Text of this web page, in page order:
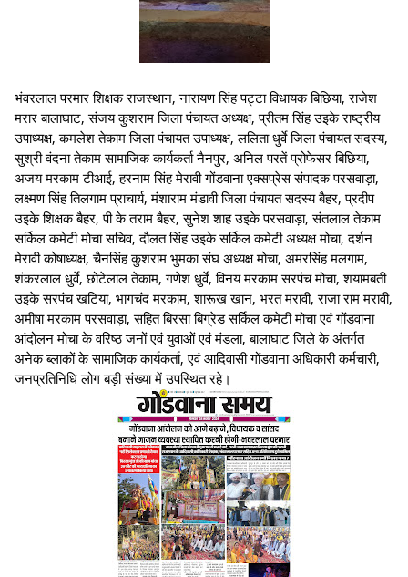
भंवरलाल परमार शिक्षक राजस्थान, नारायण सिंह पट्टा विधायक बिछिया, राजेश
मरार बालाघाट, संजय कुशराम जिला पंचायत अध्यक्ष, प्रीतम सिंह उइके राष्ट्रीय
उपाध्यक्ष, कमलेश तेकाम जिला पंचायत उपाध्यक्ष, ललिता धुर्वे जिला पंचायत सदस्य,
सुश्री वंदना तेकाम सामाजिक कार्यकर्ता नैनपुर, अनिल परतें प्रोफेसर बिछिया,
अजय मरकाम टीआई, हरनाम सिंह मेरावी गोंडवाना एक्सप्रेस संपादक परसवाड़ा,
लक्ष्मण सिंह तिलगाम प्राचार्य, मंशाराम मंडावी जिला पंचायत सदस्य बैहर, प्रदीप
उइके शिक्षक बैहर, पी के तराम बैहर, सुनेश शाह उइके परसवाड़ा, संतलाल तेकाम
सर्किल कमेटी मोचा सचिव, दौलत सिंह उइके सर्किल कमेटी अध्यक्ष मोचा, दर्शन
मेरावी कोषाध्यक्ष, चैनसिंह कुशराम भुमका संघ अध्यक्ष मोचा, अमरसिंह मलगाम,
शंकरलाल धुर्वे, छोटेलाल तेकाम, गणेश धुर्वे, विनय मरकाम सरपंच मोचा, शयामबती
उइके सरपंच खटिया, भागचंद मरकाम, शारूख खान, भरत मरावी, राजा राम मरावी,
अमीषा मरकाम परसवाड़ा, सहित बिरसा बिग्रेड सर्किल कमेटी मोचा एवं गोंडवाना
आंदोलन मोचा के वरिष्ठ जनों एवं युवाओं एवं मंडला, बालाघाट जिले के अंतर्गत
अनेक ब्लाकों के सामाजिक कार्यकर्ता, एवं आदिवासी गोंडवाना अधिकारी कर्मचारी,
जनप्रतिनिधि लोग बड़ी संख्या में उपस्थित रहे।